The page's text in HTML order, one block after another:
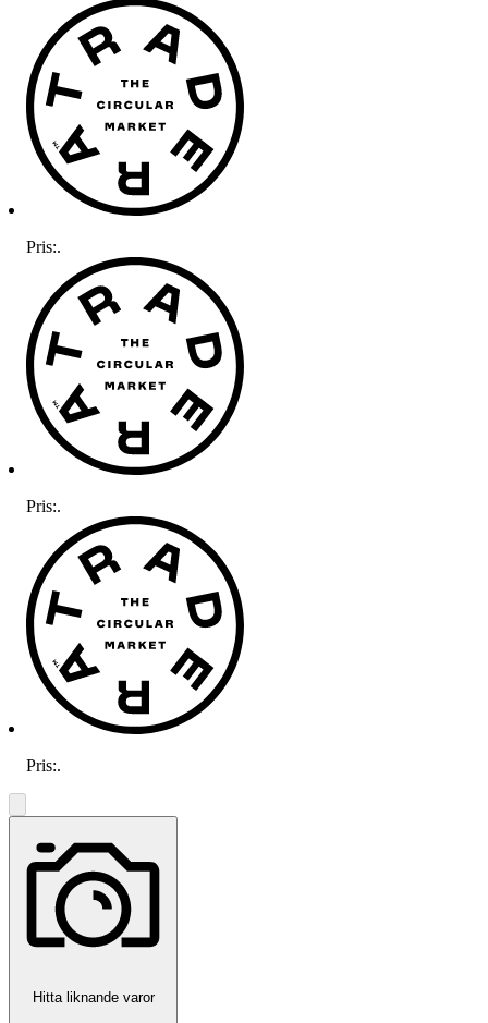
Pris:.
Pris:.
Pris:.
Hitta liknande varor